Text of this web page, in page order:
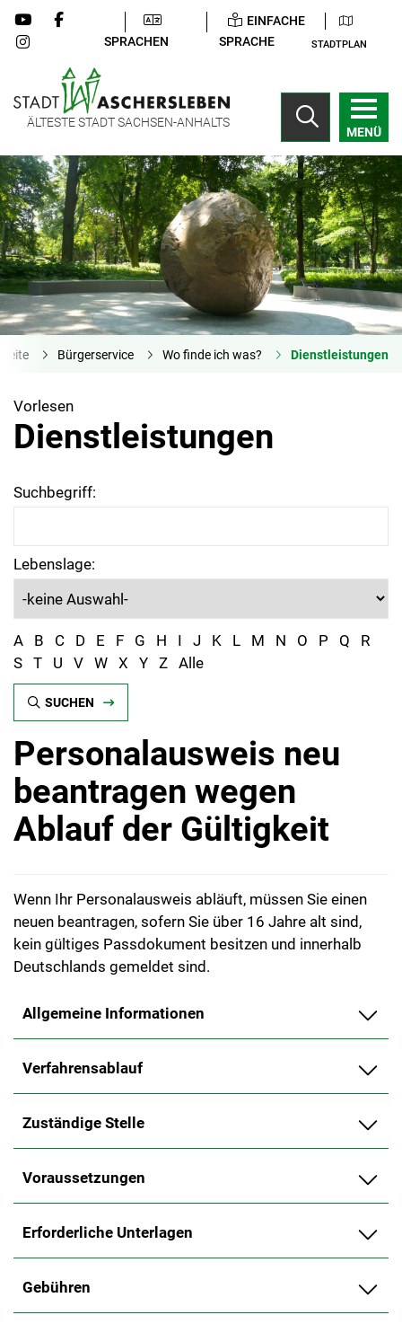
SPRACHEN
EINFACHE
SPRACHE
STADTPLAN
ÄLTESTE STADT SACHSEN-ANHALTS
MENÜ
Bürgerservice Wo finde ich was? Dienstleistungen
Vorlesen
Dienstleistungen
Suchbegriff:
Lebenslage:
A B C D E F G H I J K L M N O P Q
R
S T U V W X Y Z Alle
SUCHEN
Personalausweis neu
beantragen wegen
Ablauf der Gültigkeit
Wenn Ihr Personalausweis abläuft, müssen Sie einen
neuen beantragen, sofern Sie über 16 Jahre alt sind,
kein gültiges Passdokument besitzen und innerhalb
Deutschlands gemeldet sind.
Allgemeine Informationen
Verfahrensablauf
Zuständige Stelle
Voraussetzungen
Erforderliche Unterlagen
Gebühren